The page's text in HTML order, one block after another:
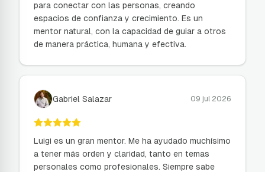
para conectar con las personas, creando
espacios de confianza y crecimiento. Es un
mentor natural, con la capacidad de guiar a otros
de manera práctica, humana y efectiva.
Gabriel Salazar 09 jul 2026
Luigi es un gran mentor. Me ha ayudado muchísimo
a tener más orden y claridad, tanto en temas
personales como profesionales. Siempre sabe